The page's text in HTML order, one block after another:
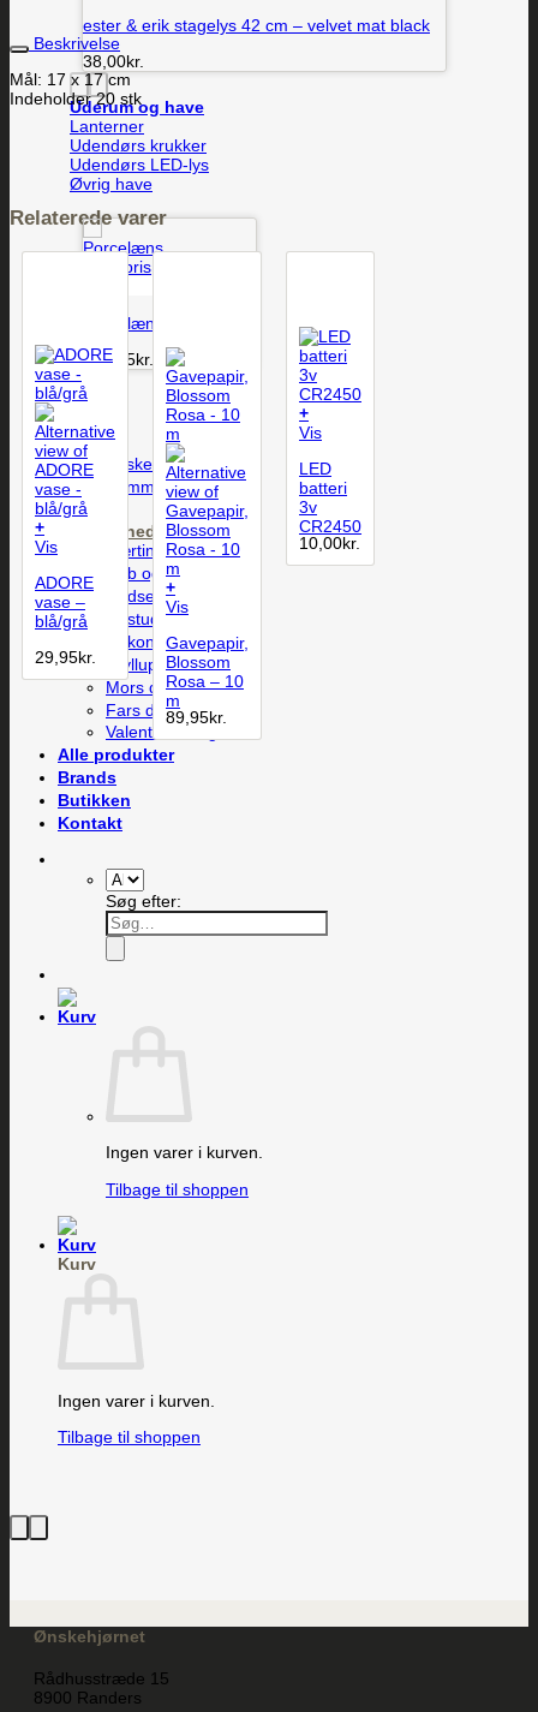
ester & erik stagelys 42 cm – velvet mat black
38,00kr.
Uderum og have
Lanterner
Udendørs krukker
Udendørs LED-lys
Øvrig have
Porcelæns Ærespris
249,95kr.
Sæson
Påske
Sommer
Begivenheder
Værtindegaver
Dåb og barsel
Fødselsdag
Til studenten
Til konfirmanden
Bryllup
Mors dag
Fars dag
Valentines dag
Alle produkter
Brands
Butikken
Kontakt
Søg efter:
Ingen varer i kurven.
Tilbage til shoppen
Kurv
Ingen varer i kurven.
Tilbage til shoppen
Beskrivelse
Mål: 17 x 17 cm
Indeholder 20 stk
Relaterede varer
+
Vis
ADORE
vase –
blå/grå
29,95kr.
+
Vis
Gavepapir,
Blossom
Rosa – 10
m
89,95kr.
+
Vis
LED
batteri
3v
CR2450
10,00kr.
Ønskehjørnet
Rådhusstræde 15
8900 Randers